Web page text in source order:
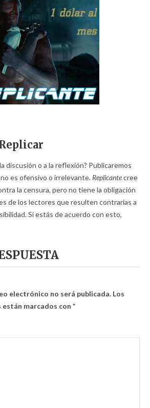
discusión o a la reflexión? Publicaremos
es ofensivo o irrelevante. Replicantecree
la censura, pero no tiene la obligación
de los lectores que resulten contrarias a
Si estás de acuerdo con esto,
electrónico no será publicada. Los
marcados con *